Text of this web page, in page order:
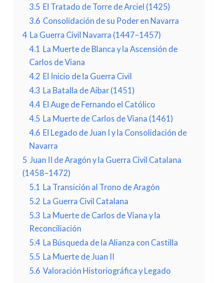
3.5 El Tratado de Torre de Arciel (1425)
3.6 Consolidación de su Poder en Navarra
4 La Guerra Civil Navarra (1447–1457)
4.1 La Muerte de Blanca y la Ascensión de
Carlos de Viana
4.2 El Inicio de la Guerra Civil
4.3 La Batalla de Aibar (1451)
4.4 El Auge de Fernando el Católico
4.5 La Muerte de Carlos de Viana (1461)
4.6 El Legado de Juan I y la Consolidación de
Navarra
5 Juan II de Aragón y la Guerra Civil Catalana
(1458–1472)
5.1 La Transición al Trono de Aragón
5.2 La Guerra Civil Catalana
5.3 La Muerte de Carlos de Viana y la
Reconciliación
5.4 La Búsqueda de la Alianza con Castilla
5.5 La Muerte de Juan II
5.6 Valoración Historiográfica y Legado